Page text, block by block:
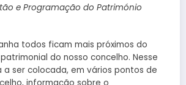
e Programação do Património
todos ficam mais próximos do
do nosso concelho. Nesse
a ser colocada, em vários pontos de